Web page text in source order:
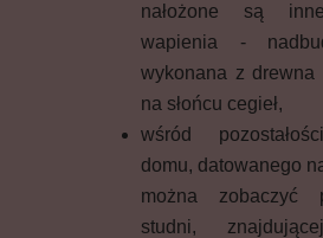
nałożone są
wapienia -
wykonana z drewna
na słońcu cegieł,
wśród
domu, datowanego
można zobaczyć
studni,